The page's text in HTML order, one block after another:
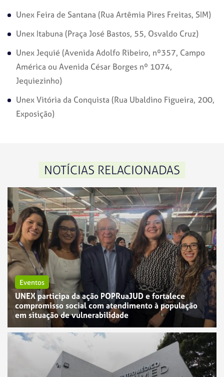
Unex Feira de Santana (Rua Artêmia Pires Freitas, SIM)
Unex Itabuna (Praça José Bastos, 55, Osvaldo Cruz)
Unex Jequié (Avenida Adolfo Ribeiro, nº357, Campo
América ou Avenida César Borges nº 1074,
Jequiezinho)
Unex Vitória da Conquista (Rua Ubaldino Figueira, 200,
Exposição)
NOTÍCIAS RELACIONADAS
Eventos
UNEX participa da ação POPRuaJUD e fortalece
compromisso social com atendimento à população
em situação de vulnerabilidade